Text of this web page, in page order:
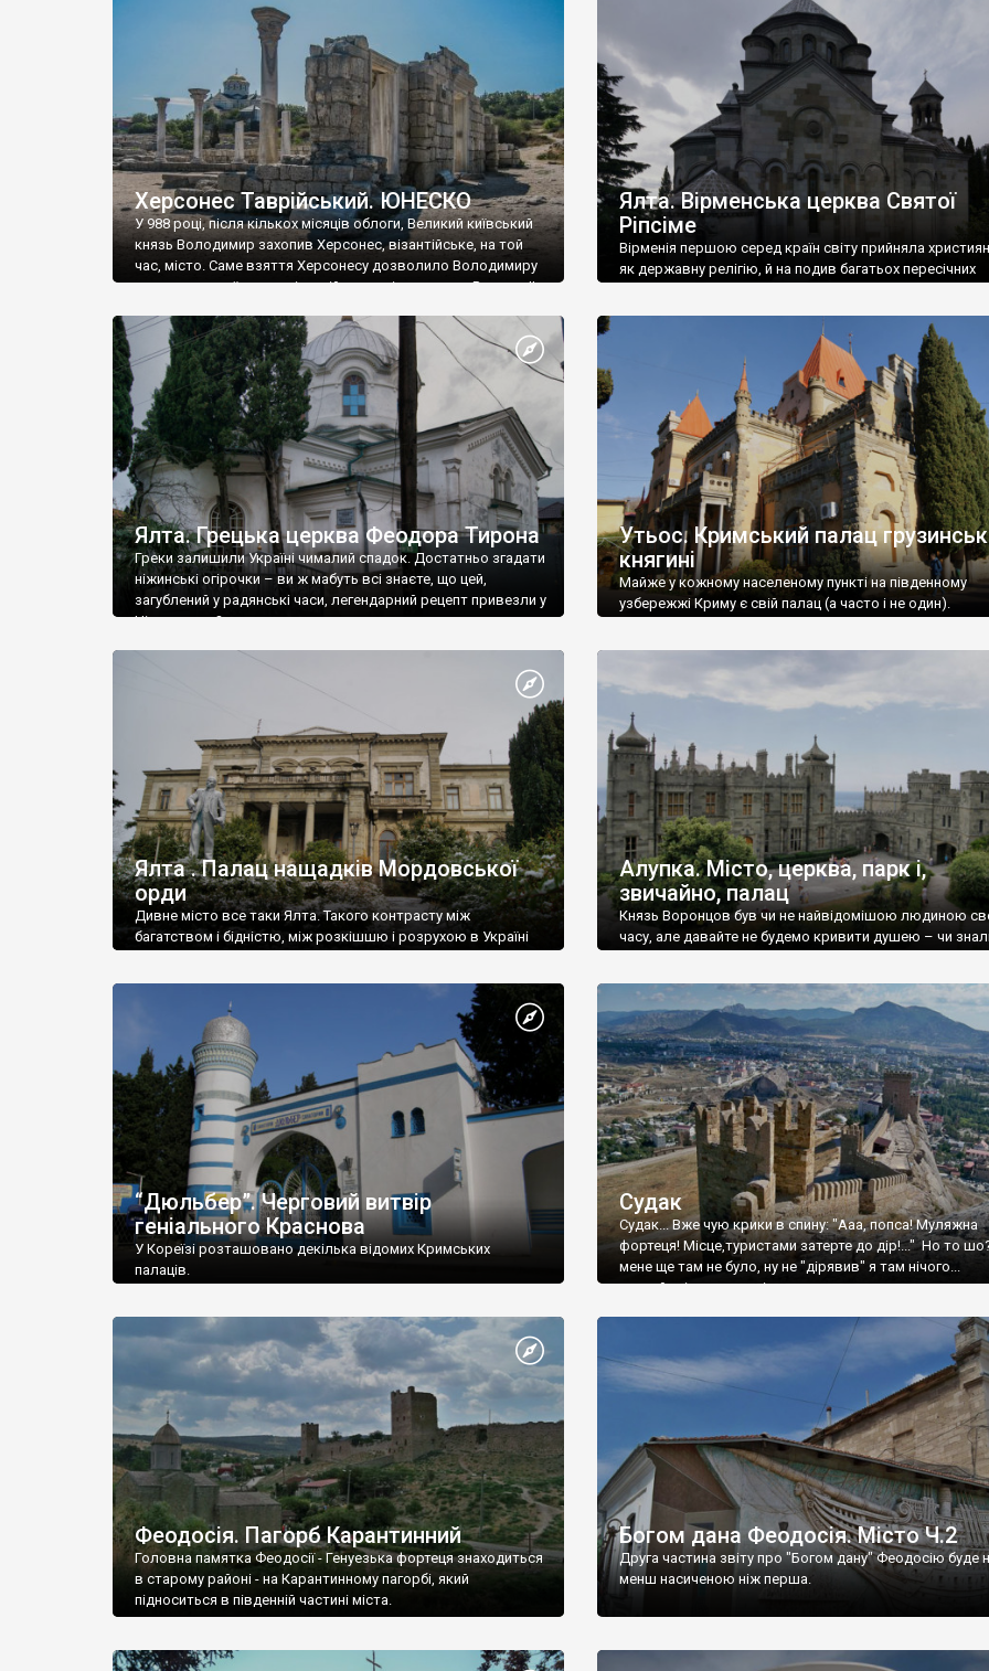
візантійської доби. Раритети викрадені з фондів об’єкту
культурної спадщини ЮНЕСКО «Херсонеса Таврійського».
Офіційно – на виставку «Золото Візантії», але експерти та
влада в Україні вважають це лише […]
називаються «повстяками» (postaki)…” “Вино. Крим
виробляє відмінне вино і його вдосталь: воно все
легке біле і дуже […]
Херсонес Таврійський. ЮНЕСКО
У 988 році, після кількох місяців облоги, Великий київський
князь Володимир захопив Херсонес, візантійське, на той
час, місто. Саме взяття Херсонесу дозволило Володимиру
диктувати свої умови візантійському імператору Василю ІІ,
Херсонесі Володимир-язичник, став Василем-
християнином. А потім було Хрещення Русі. На честь
Херсонесу Таврійського названо місто […]
Ялта. Вірменська церква Святої
Ріпсіме
Вірменія першою серед країн світу прийняла
як державну релігію, й на подив багатьох пересічних
Ялта. Грецька церква Феодора Тирона
Греки залишили Україні чималий спадок. Достатньо згадати
ніжинські огірочки – ви ж мабуть всі знаєте, що цей,
загублений у радянські часи, легендарний рецепт привезли у
Ніжин греки?
Утьос. Кримський палац
княгині
Майже у кожному населеному пункті на південному
узбережжі Криму є свій палац (а часто і не один).
Ялта . Палац нащадків Мордовської
орди
Дивне місто все таки Ялта. Такого контрасту між
багатством і бідністю, між розкішшю і розрухою в Україні
Алупка. Місто, церква, парк і,
звичайно, палац
Князь Воронцов був чи не найвідомішою людиною
часу, але давайте не будемо кривити душею – чи
“Дюльбер”. Черговий витвір
геніального Краснова
У Кореїзі розташовано декілька відомих Кримських
палаців.
Судак
Судак... Вже чую крики в спину: "Ааа, попса! Муляжна
фортеця! Місце,туристами затерте до дір!..." Но то
мене ще там не було, ну не "дірявив" я там нічого...
принаймні до цього літа.
Феодосія. Пагорб Карантинний
Головна памятка Феодосії - Генуезька фортеця знаходиться
в старому районі - на Карантинному пагорбі, який
підноситься в південній частині міста.
Богом дана Феодосія. Місто Ч.2
Друга частина звіту про "Богом дану" Феодосію буде
менш насиченою ніж перша.